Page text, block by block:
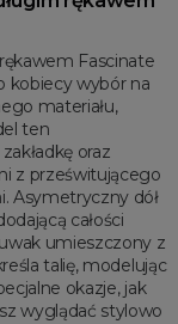
Fascinate
kobiecy wybór na
materiału,
ten
oraz
z prześwitującego
Asymetryczny dół
całości
umieszczony z
talię, modelując
okazje, jak
wyglądać stylowo